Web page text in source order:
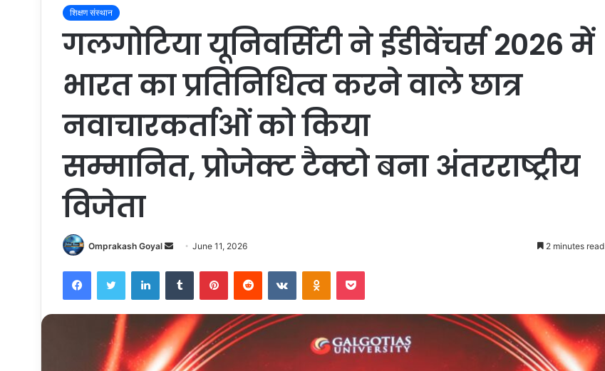
शिक्षण संस्थान
गलगोटिया यूनिवर्सिटी ने ईडीवेंचर्स 2026 में
भारत का प्रतिनिधित्व करने वाले छात्र
नवाचारकर्ताओं को किया
सम्मानित, प्रोजेक्ट टैक्टो बना अंतरराष्ट्रीय
विजेता
Omprakash Goyal
Send
email
June 11, 2026 2 minutes read
FacebookTwitter LinkedInTumblr PinterestReddit VKontakteOdnoklassniki
Pocket